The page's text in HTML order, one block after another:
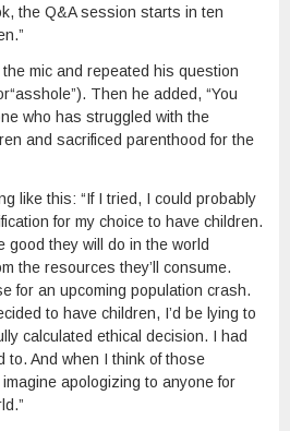
the Q&A session starts in ten
mic and repeated his question
Then he added, “You
who has struggled with the
and sacrificed parenthood for the
like this: “If I tried, I could probably
for my choice to have children.
good they will do in the world
the resources they’ll consume.
for an upcoming population crash.
to have children, I’d be lying to
calculated ethical decision. I had
to. And when I think of those
apologizing to anyone for